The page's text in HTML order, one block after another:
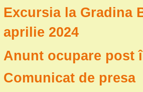
Excursia la Gradina
aprilie 2024
Anunt ocupare post
Comunicat de presa